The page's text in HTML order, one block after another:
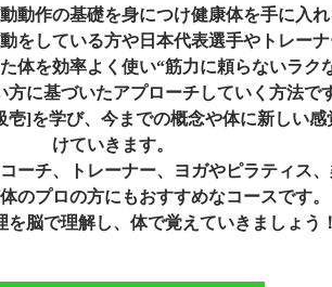
動作の基礎を身につけ健康体を手に入
をしている方や日本代表選手やトレー
体を効率よく使い“筋力に頼らないラク
方に基づいたアプローチしていく方法で
壱]を学び、今までの概念や体に新しい感
けていきます。
ーチ、トレーナー、ヨガやピラティス
のプロの方にもおすすめなコースです。
を脳で理解し、体で覚えていきましょう！